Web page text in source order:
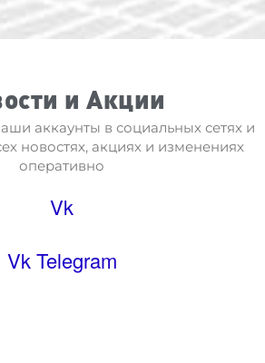
и Акции
аккаунты в социальных сетях и
новостях, акциях и изменениях
оперативно
Vk
Vk Telegram